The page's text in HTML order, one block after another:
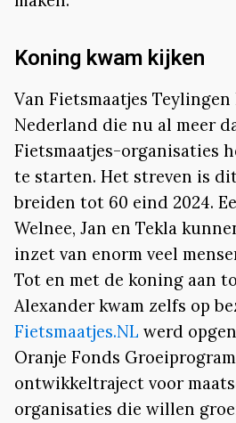
Koning kwam kijken
Van Fietsmaatjes
Nederland die nu al meer
Fietsmaatjes-organisaties
te starten. Het streven is
breiden tot 60 eind 2024.
Welnee, Jan en Tekla
inzet van enorm veel
Tot en met de koning aan
Alexander kwam zelfs op
Fietsmaatjes.NL werd
Oranje Fonds
ontwikkeltraject voor
organisaties die willen